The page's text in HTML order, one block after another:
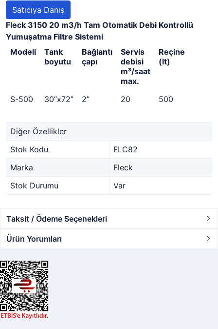
Satıcıya Danış
Fleck 3150 20 m3/h Tam Otomatik Debi Kontrollü
Yumuşatma Filtre Sistemi
Modeli
Tank
boyutu
Bağlantı
çapı
Servis
debisi
m³/saat
max.
Reçine
(lt)
S-500 30”x72” 2” 20 500
Diğer Özellikler
Stok Kodu
FLC82
Marka
Fleck
Stok Durumu
Var
Taksit / Ödeme Seçenekleri
Ürün Yorumları